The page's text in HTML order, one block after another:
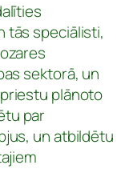
tās speciālisti,
sektorā, un
plānoto
par
un atbildētu